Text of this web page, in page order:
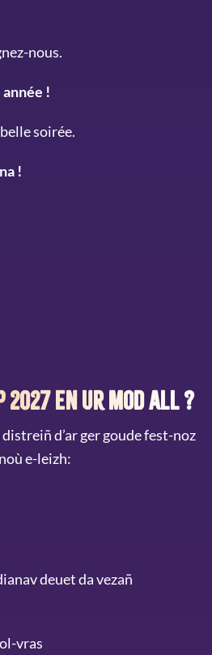
nous.
!
soirée.
!
2027 en ur mod all ?
d’ar ger goude fest-noz
e-leizh:
deuet da vezañ
vras